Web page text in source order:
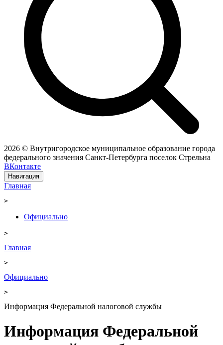
2026 © Внутригородское муниципальное образование города
федерального значения Санкт-Петербурга поселок Стрельна
ВКонтакте
Навигация
Главная
>
Официально
>
Главная
>
Официально
>
Информация Федеральной налоговой службы
Информация Федеральной